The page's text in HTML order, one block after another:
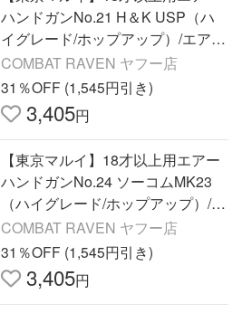
ハンドガンNo.21 H＆K USP（ハ
イグレード/ホップアップ）/エアガ
ン/ハンドガン/132406〈#0100-00
10#〉
COMBAT RAVEN ヤフー店
31％OFF (1,545円引き)
3,405円
【東京マルイ】18才以上用エアー
ハンドガンNo.24 ソーコムMK23
（ハイグレード/ホップアップ）/S
OCOM/エアガン/132437〈#0100-0
013#〉
COMBAT RAVEN ヤフー店
31％OFF (1,545円引き)
3,405円